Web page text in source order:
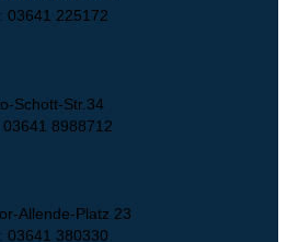
03641 225172
Schott-Str.34
03641 8988712
Allende-Platz 23
03641 380330